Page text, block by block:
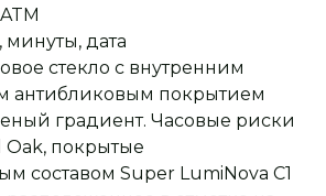
дата
стекло с внутренним
антибликовым покрытием
градиент. Часовые риски
Oak, покрытые
составом Super LumiNova С1